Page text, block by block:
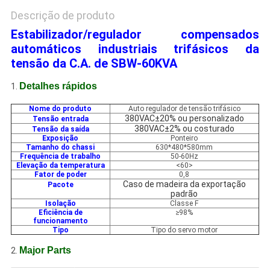
Descrição de produto
Estabilizador/regulador compensados
automáticos industriais trifásicos da
tensão da C.A. de SBW-60KVA
1. Detalhes rápidos
Nome do produto
Auto regulador de tensão trifásico
Tensão entrada
380VAC±20% ou personalizado
Tensão da saída 380VAC±2% ou costurado
Exposição
Ponteiro
Tamanho do chassi
630*480*580mm
Frequência de trabalho
50-60Hz
Elevação da temperatura
<60>
Fator de poder
0,8
Pacote
Caso de madeira da exportação
padrão
Isolação
Classe F
Eficiência de
funcionamento
≥98%
Tipo Tipo do servo motor
2. Major Parts